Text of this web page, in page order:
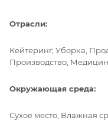
Отрасли:
Кейтеринг, Уборка,
Производство,
Окружающая среда:
Сухое место, Влажная